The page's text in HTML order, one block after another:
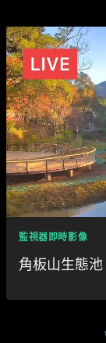
監視器即時影像
角板山生態池